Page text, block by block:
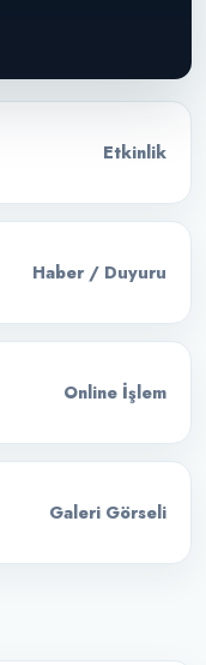
Etkinlik
Haber / Duyuru
Online İşlem
Galeri Görseli